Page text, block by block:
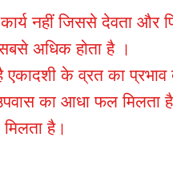
नहीं जिससे देवता और
अधिक होता है ।
के व्रत का
का आधा फल मिलता
है।